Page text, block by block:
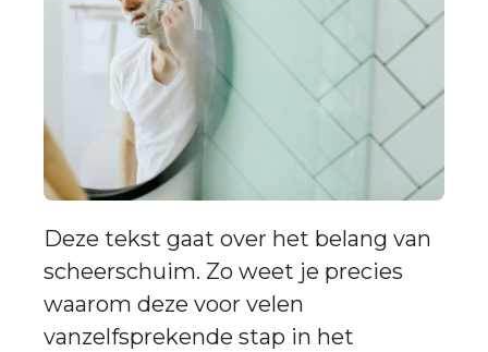
Deze tekst gaat over het belang van
scheerschuim. Zo weet je precies
waarom deze voor velen
vanzelfsprekende stap in het